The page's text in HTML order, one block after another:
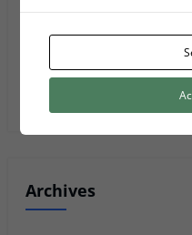
Les 4 fases elèctriques
5 Serveis
Archives